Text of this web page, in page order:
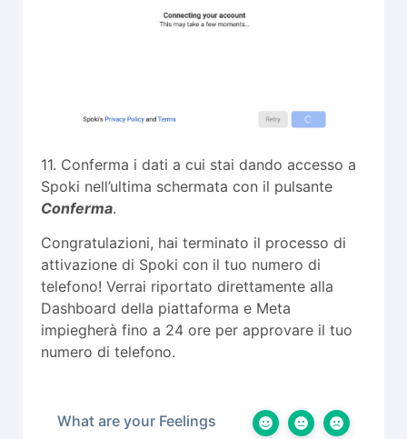
11. Conferma i dati a cui stai dando accesso a
Spoki nell’ultima schermata con il pulsante
Conferma.
Congratulazioni, hai terminato il processo di
attivazione di Spoki con il tuo numero di
telefono! Verrai riportato direttamente alla
Dashboard della piattaforma e Meta
impiegherà fino a 24 ore per approvare il tuo
numero di telefono.
What are your Feelings